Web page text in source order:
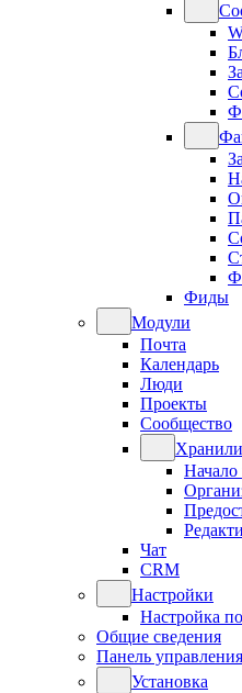
Фиды
Модули
Почта
Календарь
Люди
Проекты
Сообщество
Чат
CRM
Настройки
Настройка
Общие сведения
Панель
Установка